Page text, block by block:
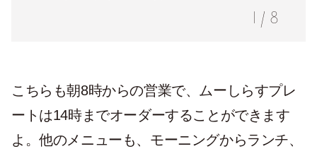
1 / 8
こちらも朝8時からの営業で、ムーしらすプレ
ートは14時までオーダーすることができます
よ。他のメニューも、モーニングからランチ、